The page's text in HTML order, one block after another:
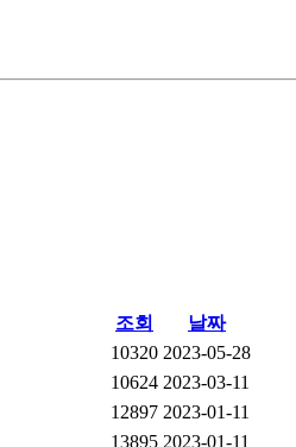
조회
날짜
10320 2023-05-28
10624 2023-03-11
12897 2023-01-11
13895 2023-01-11